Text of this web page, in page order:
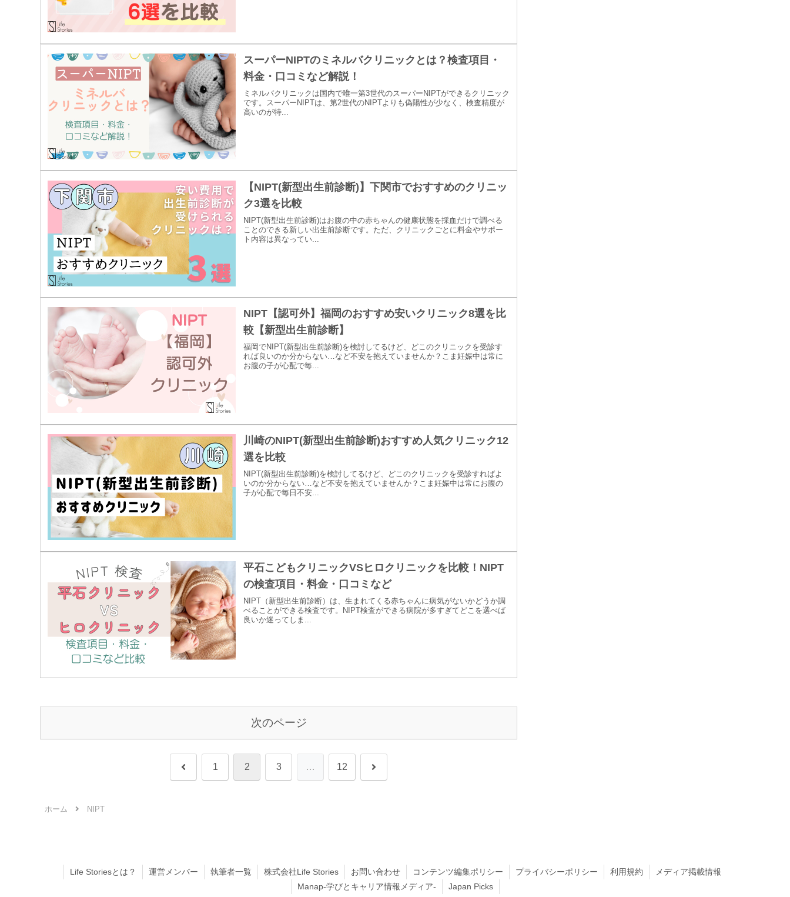
スーパーNIPTのミネルバクリニックとは？検査項目・
料金・口コミなど解説！
ミネルバクリニックは国内で唯一第3世代のスーパーNIPTができるクリニック
です。スーパーNIPTは、第2世代のNIPTよりも偽陽性が少なく、検査精度が
高いのが特...
【NIPT(新型出生前診断)】下関市でおすすめのクリニッ
ク3選を比較
NIPT(新型出生前診断)はお腹の中の赤ちゃんの健康状態を採血だけで調べる
ことのできる新しい出生前診断です。ただ、クリニックごとに料金やサポー
ト内容は異なってい...
NIPT【認可外】福岡のおすすめ安いクリニック8選を比
較【新型出生前診断】
福岡でNIPT(新型出生前診断)を検討してるけど、どこのクリニックを受診す
れば良いのか分からない…など不安を抱えていませんか？こま妊娠中は常に
お腹の子が心配で毎...
川崎のNIPT(新型出生前診断)おすすめ人気クリニック12
選を比較
NIPT(新型出生前診断)を検討してるけど、どこのクリニックを受診すればよ
いのか分からない…など不安を抱えていませんか？こま妊娠中は常にお腹の
子が心配で毎日不安...
平石こどもクリニックVSヒロクリニックを比較！NIPT
の検査項目・料金・口コミなど
NIPT（新型出生前診断）は、生まれてくる赤ちゃんに病気がないかどうか調
べることができる検査です。NIPT検査ができる病院が多すぎてどこを選べば
良いか迷ってしま...
次のページ
前 1 2 3 … 12 次
ホーム NIPT
Life Storiesとは？ 運営メンバー 執筆者一覧 株式会社Life Stories お問い合わせ コンテンツ編集ポリシー プライバシーポリシー 利用規約
メディア掲載情報
Manap-学びとキャリア情報メディア-
Japan Picks